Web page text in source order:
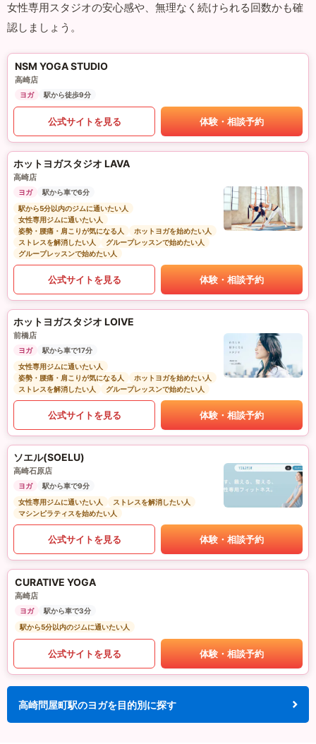
女性専用スタジオの安心感や、無理なく続けられる回数かも確
認しましょう。
NSM YOGA STUDIO
高崎店
ヨガ 駅から徒歩9分
公式サイトを見る 体験・相談予約
ホットヨガスタジオ LAVA
高崎店
ヨガ
駅から車で6分
駅から5分以内のジムに通いたい人
女性専用ジムに通いたい人
姿勢・腰痛・肩こりが気になる人
ホットヨガを始めたい人
ストレスを解消したい人
グループレッスンで始めたい人
グループレッスンで始めたい人
公式サイトを見る 体験・相談予約
ホットヨガスタジオ LOIVE
前橋店
ヨガ
駅から車で17分
女性専用ジムに通いたい人
姿勢・腰痛・肩こりが気になる人
ホットヨガを始めたい人
ストレスを解消したい人
グループレッスンで始めたい人
公式サイトを見る 体験・相談予約
ソエル(SOELU)
高崎石原店
ヨガ
駅から車で9分
女性専用ジムに通いたい人
ストレスを解消したい人
マシンピラティスを始めたい人
公式サイトを見る 体験・相談予約
CURATIVE YOGA
高崎店
ヨガ
駅から車で3分
駅から5分以内のジムに通いたい人
公式サイトを見る 体験・相談予約
高崎問屋町駅のヨガを目的別に探す